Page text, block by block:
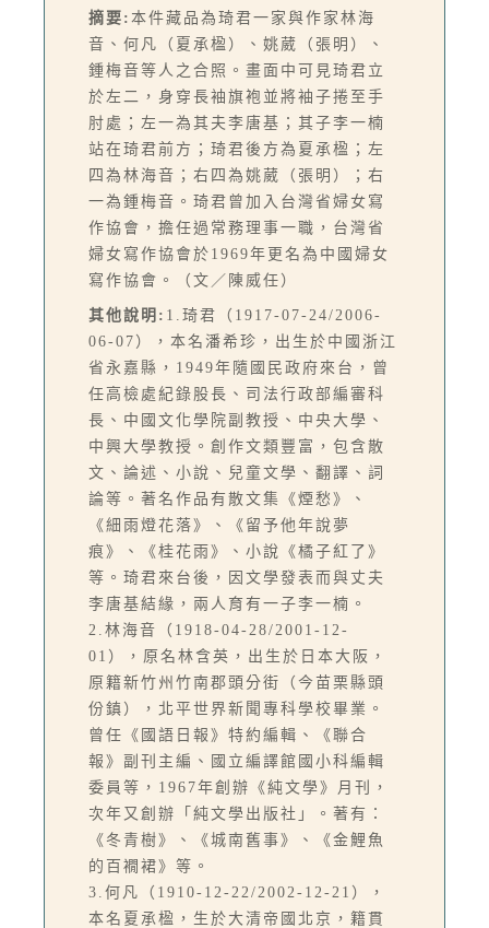
摘要: 本件藏品為琦君一家與作家林海
音、何凡（夏承楹）、姚葳（張明）、
鍾梅音等人之合照。畫面中可見琦君立
於左二，身穿長袖旗袍並將袖子捲至手
肘處；左一為其夫李唐基；其子李一楠
站在琦君前方；琦君後方為夏承楹；左
四為林海音；右四為姚葳（張明）；右
一為鍾梅音。琦君曾加入台灣省婦女寫
作協會，擔任過常務理事一職，台灣省
婦女寫作協會於1969年更名為中國婦女
寫作協會。（文／陳威任）
其他說明: 1.琦君（1917-07-24/2006-
06-07），本名潘希珍，出生於中國浙江
省永嘉縣，1949年隨國民政府來台，曾
任高檢處紀錄股長、司法行政部編審科
長、中國文化學院副教授、中央大學、
中興大學教授。創作文類豐富，包含散
文、論述、小說、兒童文學、翻譯、詞
論等。著名作品有散文集《煙愁》、
《細雨燈花落》、《留予他年說夢
痕》、《桂花雨》、小說《橘子紅了》
等。琦君來台後，因文學發表而與丈夫
李唐基結緣，兩人育有一子李一楠。
2.林海音（1918-04-28/2001-12-
01），原名林含英，出生於日本大阪，
原籍新竹州竹南郡頭分街（今苗栗縣頭
份鎮），北平世界新聞專科學校畢業。
曾任《國語日報》特約編輯、《聯合
報》副刊主編、國立編譯館國小科編輯
委員等，1967年創辦《純文學》月刊，
次年又創辦「純文學出版社」。著有：
《冬青樹》、《城南舊事》、《金鯉魚
的百襉裙》等。
3.何凡（1910-12-22/2002-12-21），
本名夏承楹，生於大清帝國北京，籍貫